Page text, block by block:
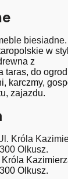
w
z
taras, do
karczmy,
zajazdu.
Olkusz.